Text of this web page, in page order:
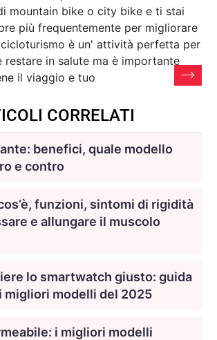
mountain bike o city bike e ti stai
più frequentemente per migliorare
è un' attività perfetta per
restare in salute ma è importante
il viaggio e tuo
CORRELATI
benefici, quale modello
e contro
funzioni, sintomi di rigidità
e allungare il muscolo
lo smartwatch giusto: guida
migliori modelli del 2025
i migliori modelli